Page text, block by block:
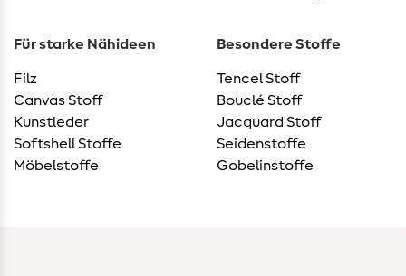
Für starke Nähideen
Filz
Canvas Stoff
Kunstleder
Softshell Stoffe
Möbelstoffe
Besondere Stoffe
Tencel Stoff
Bouclé Stoff
Jacquard Stoff
Seidenstoffe
Gobelinstoffe